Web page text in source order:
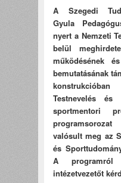
A Szegedi
Gyula
nyert a Nemzeti
belül
működésének
bemutatásának
Testnevelés és
sportmentori
valósult meg az
és
A
intézetvezetőt